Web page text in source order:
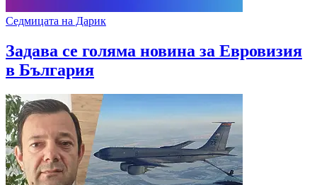
Седмицата на Дарик
Задава се голяма новина за Евровизия
в България